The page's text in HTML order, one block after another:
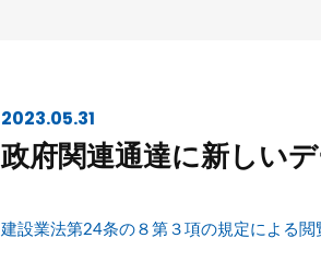
2023.05.31
政府関連通達に新しい
建設業法第24条の８第３項の規定による閲